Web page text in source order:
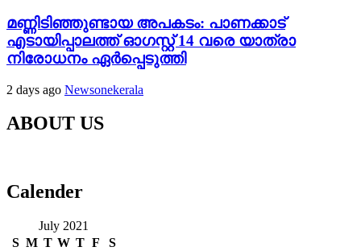
മണ്ണിടിഞ്ഞുണ്ടായ അപകടം: പാണക്കാട്
എടായിപ്പാലത്ത് ഓഗസ്റ്റ് 14 വരെ യാത്രാ
നിരോധനം ഏര്‍പ്പെടുത്തി
2 days ago Newsonekerala
ABOUT US
Calender
July 2021
S M T W T F
S